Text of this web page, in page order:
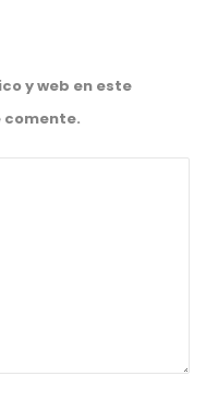
y web en este
comente.